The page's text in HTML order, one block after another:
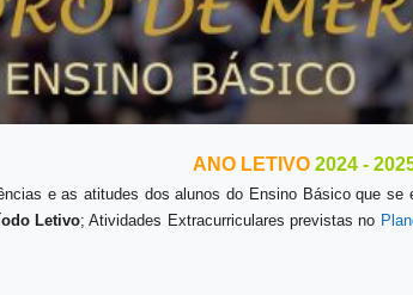
ANO LETIVO 2024 -
e as atitudes dos alunos do Ensino Básico que
Letivo; Atividades Extracurriculares previstas no